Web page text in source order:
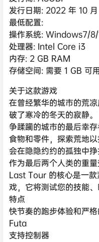
发行日期: 2022 年 10
最低配置:
操作系统: Windows7/
处理器: Intel Core i3
内存: 2 GB RAM
存储空间: 需要 1 GB 可
关于这款游戏
在曾经繁华的城市的荒
破了寒冷的冬天的寂静
争蹂躏的城市的最后幸
食物和零件，探索荒地
会在隐隐约约的孤独中
作为最后两个人类的重量
Last Tour 的核心是一
戏，它将测试您的技能、
特点
快节奏的跑步体验和严格
Futa
支持控制器